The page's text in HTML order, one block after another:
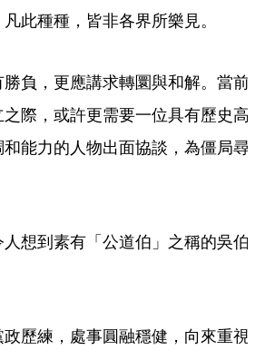
此種種，皆非各界所樂見。
負，更應講求轉圜與和解。當前
際，或許更需要一位具有歷史高
能力的人物出面協談，為僵局尋
想到素有「公道伯」之稱的吳伯
歷練，處事圓融穩健，向來重視